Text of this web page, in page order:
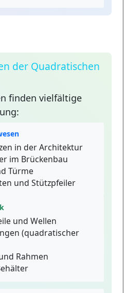
der Quadratischen
finden vielfältige
in der Architektur
im Brückenbau
Türme
und Stützpfeiler
und Wellen
(quadratischer
Rahmen